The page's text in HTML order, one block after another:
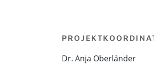
Dr. Anja Oberländer